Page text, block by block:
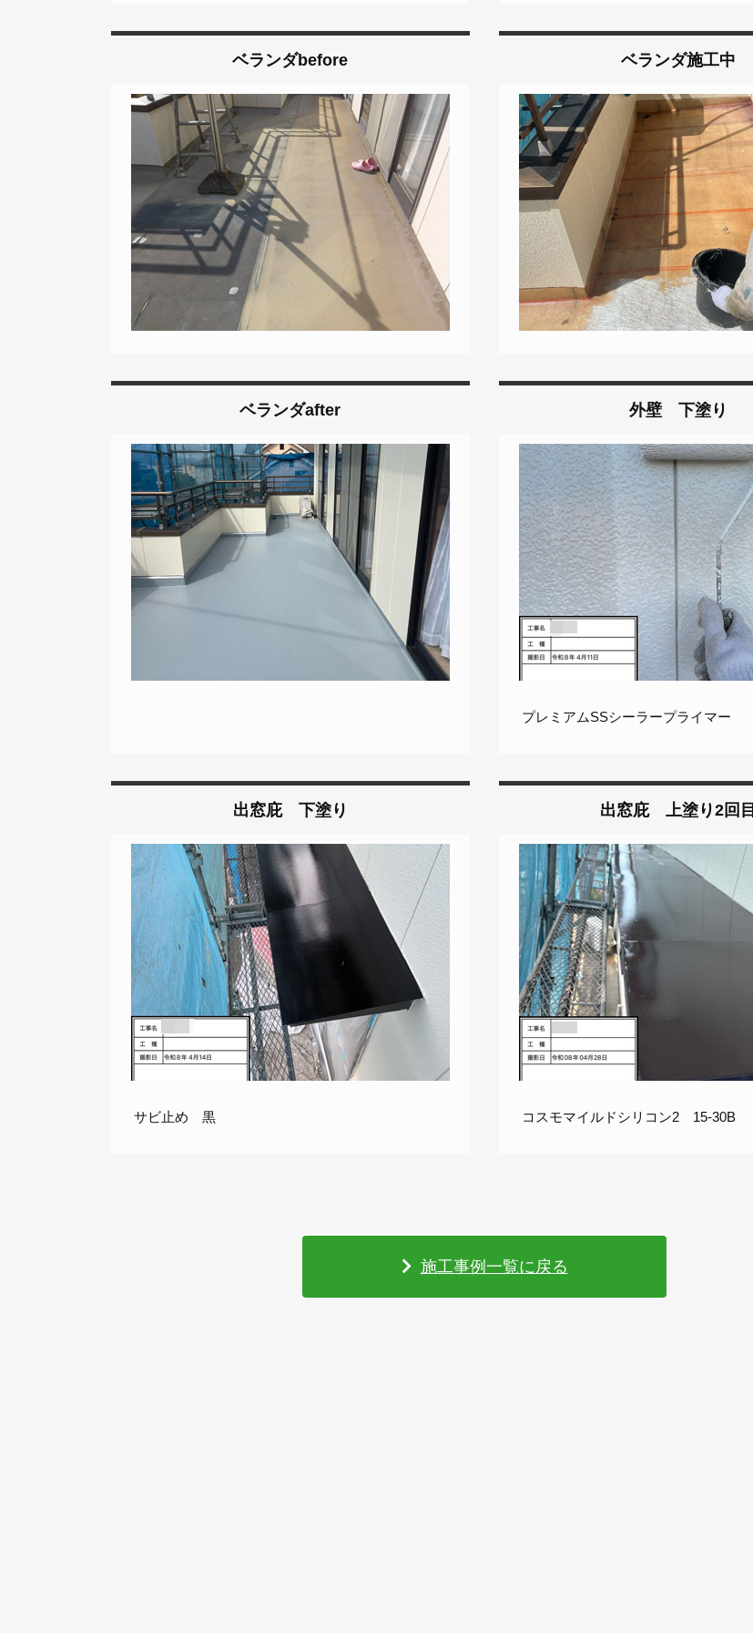
ベランダbefore ベランダ施工中
ベランダafter 外壁 下塗り
プレミアムSSシーラープライマー
出窓庇 下塗り
サビ止め 黒
出窓庇 上塗り2回目
コスモマイルドシリコン2 15-30B
施工事例一覧に戻る